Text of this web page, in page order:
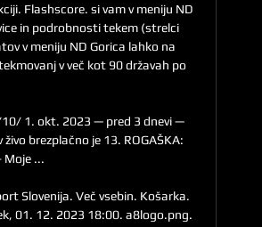
Flashscore. si vam v meniju ND
in podrobnosti tekem (strelci
v meniju ND Gorica lahko na
v več kot 90 državah po
10/ 1. okt. 2023 — pred 3 dnevi —
brezplačno je 13. ROGAŠKA:
...
Slovenija. Več vsebin. Košarka.
01. 12. 2023 18:00. a8logo.png.